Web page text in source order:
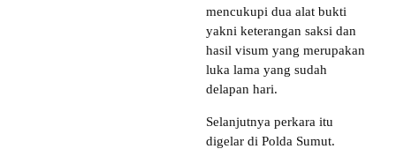
mencukupi dua alat bukti
yakni keterangan saksi dan
hasil visum yang merupakan
luka lama yang sudah
delapan hari.
Selanjutnya perkara itu
digelar di Polda Sumut.